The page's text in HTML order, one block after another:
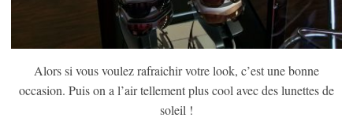
Alors si vous voulez rafraichir votre look, c’est une bonne
occasion. Puis on a l’air tellement plus cool avec des lunettes de
soleil !